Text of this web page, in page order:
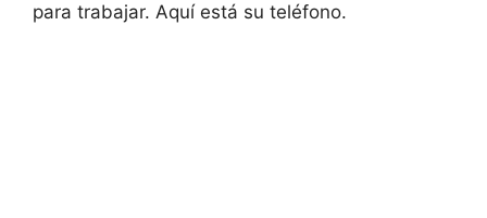
para trabajar. Aquí está su teléfono.